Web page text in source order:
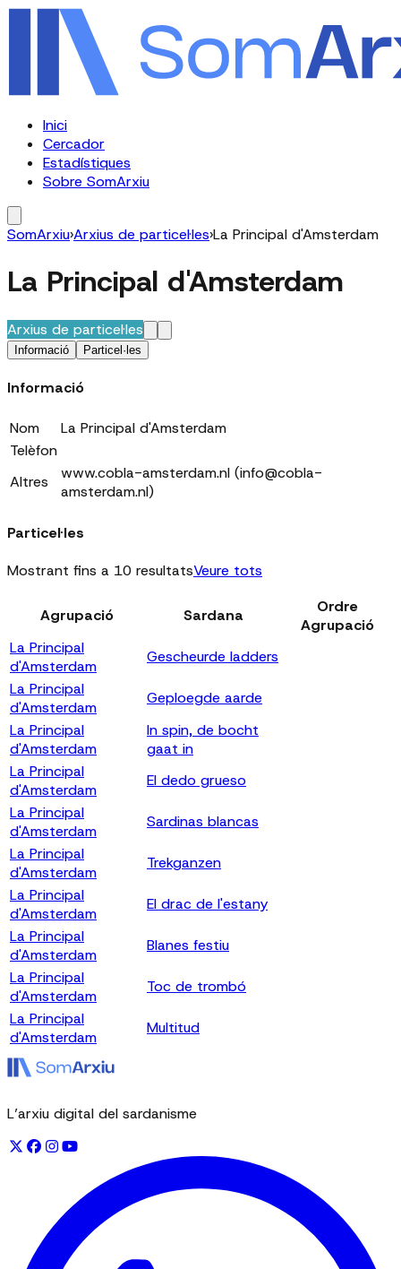
Inici
Cercador
Estadístiques
Sobre SomArxiu
SomArxiu›Arxius de particel·les›La Principal d'Amsterdam
La Principal d'Amsterdam
Arxius de particel·les
Informació Particel·les
Informació
Nom
La Principal d'Amsterdam
Telèfon
Altres
www.cobla-amsterdam.nl (info@cobla-
amsterdam.nl)
Particel·les
Mostrant fins a 10 resultatsVeure tots
Agrupació Sardana
Ordre
Agrupació
La Principal
d'Amsterdam
Gescheurde ladders
La Principal
d'Amsterdam
Geploegde aarde
La Principal
d'Amsterdam
In spin, de bocht
gaat in
La Principal
d'Amsterdam
El dedo grueso
La Principal
d'Amsterdam
Sardinas blancas
La Principal
d'Amsterdam
Trekganzen
La Principal
d'Amsterdam
El drac de l'estany
La Principal
d'Amsterdam
Blanes festiu
La Principal
d'Amsterdam
Toc de trombó
La Principal
d'Amsterdam
Multitud
L’arxiu digital del sardanisme